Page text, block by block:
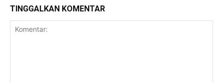
TINGGALKAN KOMENTAR